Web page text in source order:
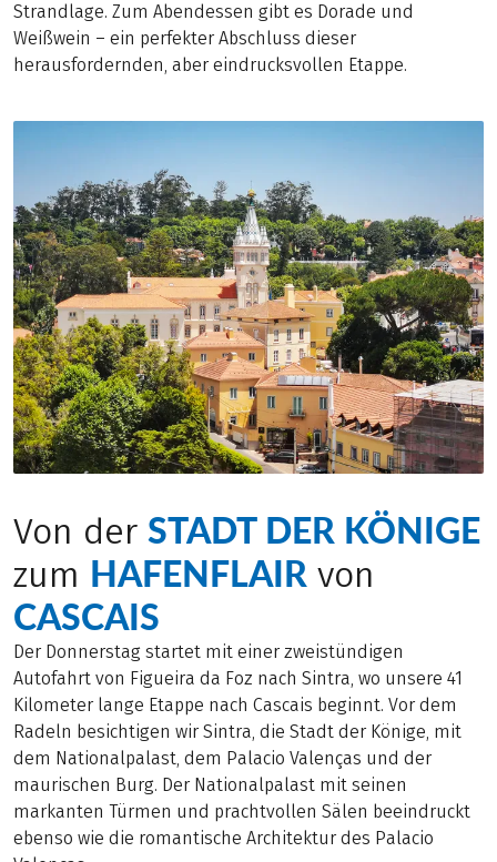
Strandlage. Zum Abendessen gibt es Dorade und
Weißwein – ein perfekter Abschluss dieser
herausfordernden, aber eindrucksvollen Etappe.
Von der STADT DER KÖNIGE
zum HAFENFLAIR von
CASCAIS
Der Donnerstag startet mit einer zweistündigen
Autofahrt von Figueira da Foz nach Sintra, wo unsere 41
Kilometer lange Etappe nach Cascais beginnt. Vor dem
Radeln besichtigen wir Sintra, die Stadt der Könige, mit
dem Nationalpalast, dem Palacio Valenças und der
maurischen Burg. Der Nationalpalast mit seinen
markanten Türmen und prachtvollen Sälen beeindruckt
ebenso wie die romantische Architektur des Palacio